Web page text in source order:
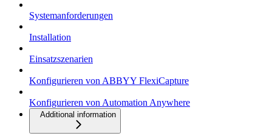
Systemanforderungen
Installation
Einsatzszenarien
Konfigurieren von ABBYY FlexiCapture
Konfigurieren von Automation Anywhere
Additional information